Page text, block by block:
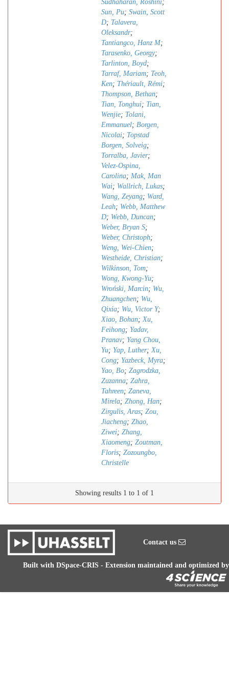
Sudhaharan, Roshini;
Sun, Pu; Swain, Scott
D; Talavera,
Oleksandr;
Tantiangco, Hanz M;
Tarasenko, Georgy;
Tarlinton, Boyd;
Tarraf, Mariam; Teoh,
Ken; Thériault, Rémi;
Thompson, Bethan;
Tian, Tonghui; Tian,
Wenjie; Tolani,
Emmanuel; Borgen,
Nicolai; Topstad
Borgen, Solveig;
Torralba, Javier;
Velez-Ospina,
Carolina; Mak, Man
Wai; Wallrich, Lukas;
Wang, Zeyang; Ward,
Leah; Webb, Matthew
D; Webb, Duncan;
Weber, Bryan S;
Weber, Christoph;
Weng, Wei-Chien;
Westheide, Christian;
Wilkinson, Tom;
Wong, Kwong-Yu;
Wroński, Marcin; Wu,
Zhuangchen; Wu,
Qixia; Wu, Victor Y;
Xiao, Bohan;Xu,
Feihong; Yadav,
Pranav; Yang Chou,
Yu; Yap, Luther;Xu,
Cong; Yazbeck, Myra;
Yao, Bo; Zagrodzka,
Zuzanna; Zahra,
Tahreen; Zaneva,
Mirela; Zhong, Han;
Zirgulis, Aras; Zou,
Jiacheng; Zhao,
Ziwei; Zhang,
Xiaomeng; Zoutman,
Floris; Zozoungbo,
Christelle
Showing results 1 to 1 of 1
Contact us
Built with DSpace-CRIS - Extension maintained and optimized by